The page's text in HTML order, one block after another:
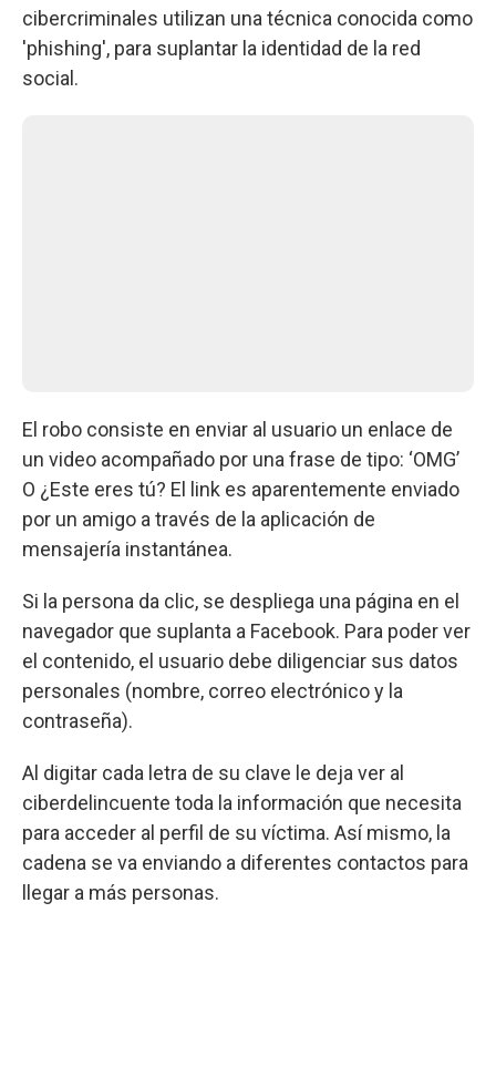
cibercriminales utilizan una técnica conocida como
'phishing', para suplantar la identidad de la red
social.
El robo consiste en enviar al usuario un enlace de
un video acompañado por una frase de tipo: ‘OMG’
O ¿Este eres tú? El link es aparentemente enviado
por un amigo a través de la aplicación de
mensajería instantánea.
Si la persona da clic, se despliega una página en el
navegador que suplanta a Facebook. Para poder ver
el contenido, el usuario debe diligenciar sus datos
personales (nombre, correo electrónico y la
contraseña).
Al digitar cada letra de su clave le deja ver al
ciberdelincuente toda la información que necesita
para acceder al perfil de su víctima. Así mismo, la
cadena se va enviando a diferentes contactos para
llegar a más personas.